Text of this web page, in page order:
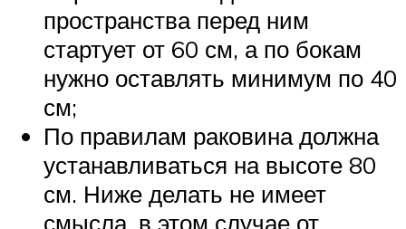
пространства перед ним
стартует от 60 см, а по бокам
нужно оставлять минимум по 40
см;
По правилам раковина должна
устанавливаться на высоте 80
см. Ниже делать не имеет
смысла, в этом случае от